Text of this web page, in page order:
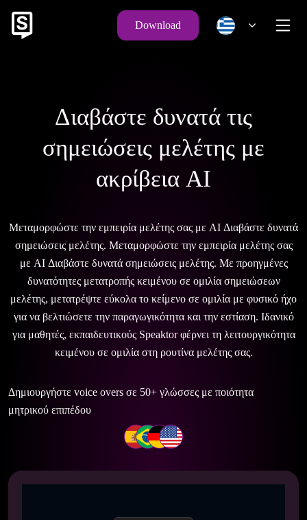
Download
Διαβάστε δυνατά τις
σημειώσεις μελέτης με
ακρίβεια AI
Μεταμορφώστε την εμπειρία μελέτης σας με AI Διαβάστε δυνατά
σημειώσεις μελέτης. Μεταμορφώστε την εμπειρία μελέτης σας
με AI Διαβάστε δυνατά σημειώσεις μελέτης. Με προηγμένες
δυνατότητες μετατροπής κειμένου σε ομιλία σημειώσεων
μελέτης, μετατρέψτε εύκολα το κείμενο σε ομιλία με φυσικό ήχο
για να βελτιώσετε την παραγωγικότητα και την εστίαση. Ιδανικό
για μαθητές, εκπαιδευτικούς Speaktor φέρνει τη λειτουργικότητα
κειμένου σε ομιλία στη ρουτίνα μελέτης σας.
Δημιουργήστε voice overs σε 50+ γλώσσες με ποιότητα
μητρικού επιπέδου